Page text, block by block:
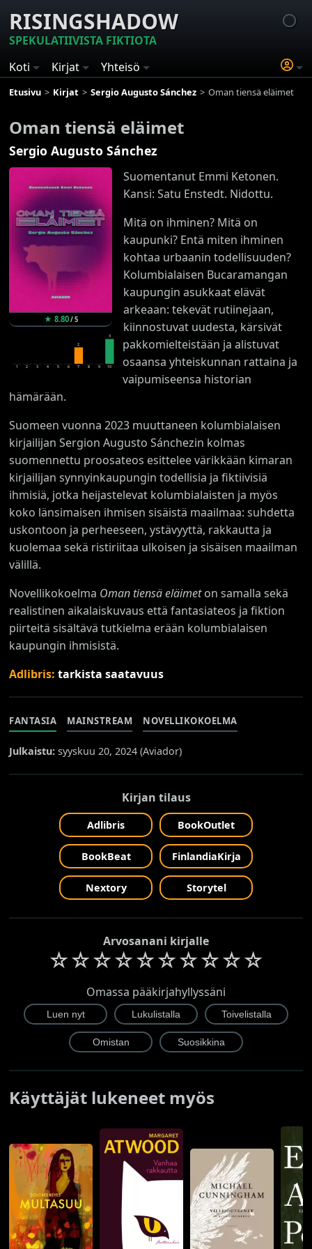
RISINGSHADOW
SPEKULATIIVISTA FIKTIOTA
Koti
Kirjat Yhteisö
Etusivu Kirjat Sergio Augusto Sánchez Oman tiensä eläimet
Oman tiensä eläimet
Sergio Augusto Sánchez
★ 8.80/5
1 2 3 4 5 6
2
7 8 9
3
10
Suomentanut Emmi Ketonen.
Kansi: Satu Enstedt. Nidottu.
Mitä on ihminen? Mitä on
kaupunki? Entä miten ihminen
kohtaa urbaanin todellisuuden?
Kolumbialaisen Bucaramangan
kaupungin asukkaat elävät
arkeaan: tekevät rutiinejaan,
kiinnostuvat uudesta, kärsivät
pakkomielteistään ja alistuvat
osaansa yhteiskunnan rattaina ja
vaipumiseensa historian
hämärään.
Suomeen vuonna 2023 muuttaneen kolumbialaisen
kirjailijan Sergion Augusto Sánchezin kolmas
suomennettu proosateos esittelee värikkään kimaran
kirjailijan synnyinkaupungin todellisia ja fiktiivisiä
ihmisiä, jotka heijastelevat kolumbialaisten ja myös
koko länsimaisen ihmisen sisäistä maailmaa: suhdetta
uskontoon ja perheeseen, ystävyyttä, rakkautta ja
kuolemaa sekä ristiriitaa ulkoisen ja sisäisen maailman
välillä.
Novellikokoelma Oman tiensä eläimeton samalla sekä
realistinen aikalaiskuvaus että fantasiateos ja fiktion
piirteitä sisältävä tutkielma erään kolumbialaisen
kaupungin ihmisistä.
Adlibris:tarkista saatavuus
FANTASIA MAINSTREAM NOVELLIKOKOELMA
Julkaistu: syyskuu 20, 2024 (Aviador)
Kirjan tilaus
Adlibris BookOutlet
BookBeat FinlandiaKirja
Nextory Storytel
Arvosanani kirjalle
☆☆☆☆☆☆☆☆☆☆
Omassa pääkirjahyllyssäni
Käyttäjät lukeneet myös